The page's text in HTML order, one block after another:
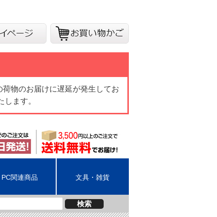
物のお届けに遅延が発生してお
ます。
PC関連商品 文具・雑貨
検索